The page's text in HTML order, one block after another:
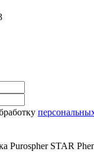
Purospher STAR